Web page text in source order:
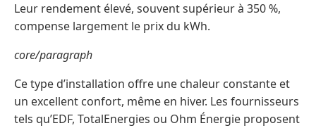
Leur rendement élevé, souvent supérieur à 350 %,
compense largement le prix du kWh.
core/paragraph
Ce type d’installation offre une chaleur constante et
un excellent confort, même en hiver. Les fournisseurs
tels qu’EDF, TotalEnergies ou Ohm Énergie proposent